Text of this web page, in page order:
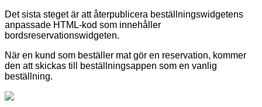
Det sista steget är att återpublicera beställningswidgetens
anpassade HTML-kod som innehåller
bordsreservationswidgeten.
När en kund som beställer mat gör en reservation, kommer
den att skickas till beställningsappen som en vanlig
beställning.